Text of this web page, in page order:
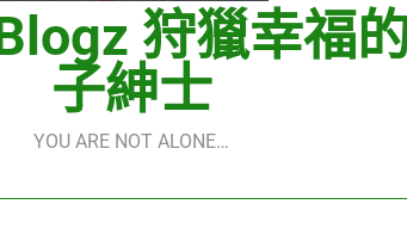
狩獵幸福
子紳士
YOU ARE NOT ALONE…